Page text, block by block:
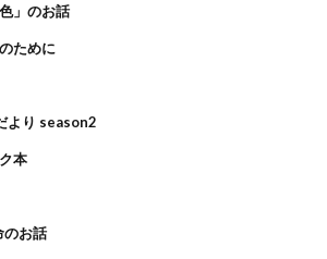
」のお話
ために
より season2
本
のお話